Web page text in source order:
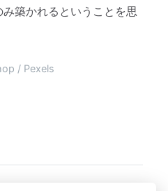
築かれるということを思
/ Pexels